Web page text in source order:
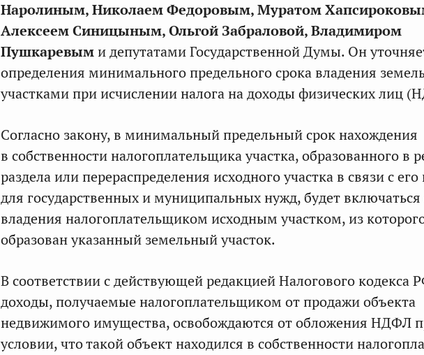
Наролиным, Николаем Федоровым, Муратом
Алексеем Синицыным, Ольгой Забраловой, Владимиром
Пушкаревыми депутатами Государственной Думы. Он
определения минимального предельного срока владения
участками при исчислении налога на доходы физических лиц
Согласно закону, в минимальный предельный срок нахождения
в собственности налогоплательщика участка, образованного в
раздела или перераспределения исходного участка в связи с
для государственных и муниципальных нужд, будет включаться
владения налогоплательщиком исходным участком, из
образован указанный земельный участок.
В соответствии с действующей редакцией Налогового кодекса
доходы, получаемые налогоплательщиком от продажи объекта
недвижимого имущества, освобождаются от обложения НДФЛ
условии, что такой объект находился в собственности